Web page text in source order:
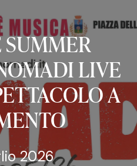
SUMMER
LIVE
A
2026